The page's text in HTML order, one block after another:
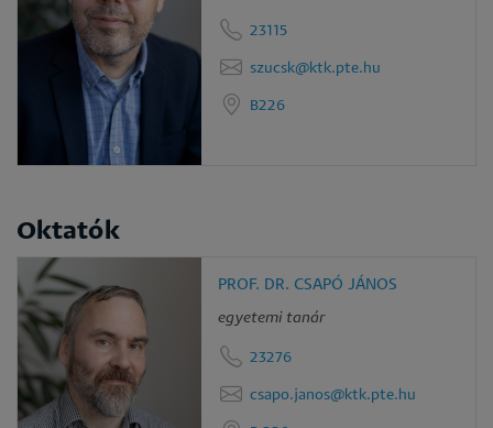
23115
szucsk@ktk.pte.hu
B226
Oktatók
PROF. DR. CSAPÓ JÁNOS
egyetemi tanár
23276
csapo.janos@ktk.pte.hu